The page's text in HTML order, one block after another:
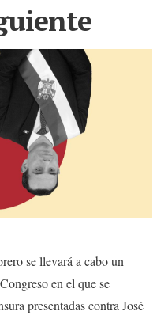
se llevará a cabo un
en el que se
presentadas contra José